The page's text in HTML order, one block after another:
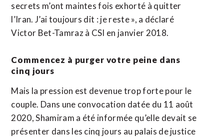
secrets m’ont maintes fois exhorté à quitter
l’Iran. J’ai toujours dit : je reste », a déclaré
Victor Bet-Tamraz à CSI en janvier 2018.
Commencez à purger votre peine dans
cinq jours
Mais la pression est devenue trop forte pour le
couple. Dans une convocation datée du 11 août
2020, Shamiram a été informée qu’elle devait se
présenter dans les cinq jours au palais de justice